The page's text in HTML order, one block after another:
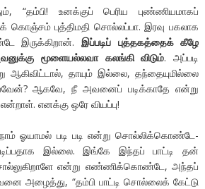
“தம்பி! உனக்குப் பெரிய புண்ணியமாகப்
கொஞ்சம் புத்திமதி சொல்லப்பா. இரவு பகலாக
இருக்கிறான்.இப்படிப் புத்தகத்தைக் கீழே
மூளையல்லவா கலங்கி விடும். அப்படி
ஆகிவிட்டால், தாயும் இல்லை, தந்தையுமில்லை
ஆகவே, நீ அவனைப் படிக்காதே என்று
எனக்கு ஒரே வியப்பு!
ஓயாமல் படி படி என்று சொல்லிக்கொண்டே-
இல்லை. இங்கே இந்தப் பாட்டி தன்
என்று எண்ணிக்கொண்டே, அந்தப்
அழைத்து, “தம்பி பாட்டி சொல்லைக் கேட்டு